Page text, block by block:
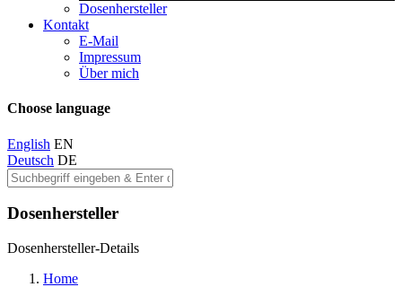
Dosenhersteller
Kontakt
E-Mail
Impressum
Über mich
Choose language
English EN
Deutsch DE
Dosenhersteller
Dosenhersteller-Details
Home